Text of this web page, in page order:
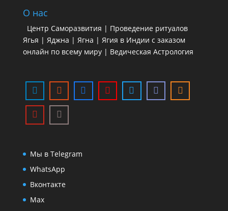
О нас
Центр Саморазвития | Проведение ритуалов
Ягья | Яджна | Ягна | Ягия в Индии с заказом
онлайн по всему миру | Ведическая Астрология
Мы в Telegram
WhatsApp
Вконтакте
Max